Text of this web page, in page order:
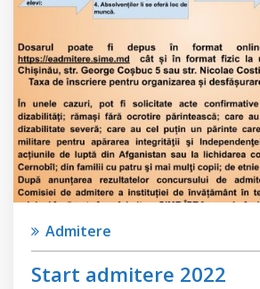
Admitere
Start admitere 2022